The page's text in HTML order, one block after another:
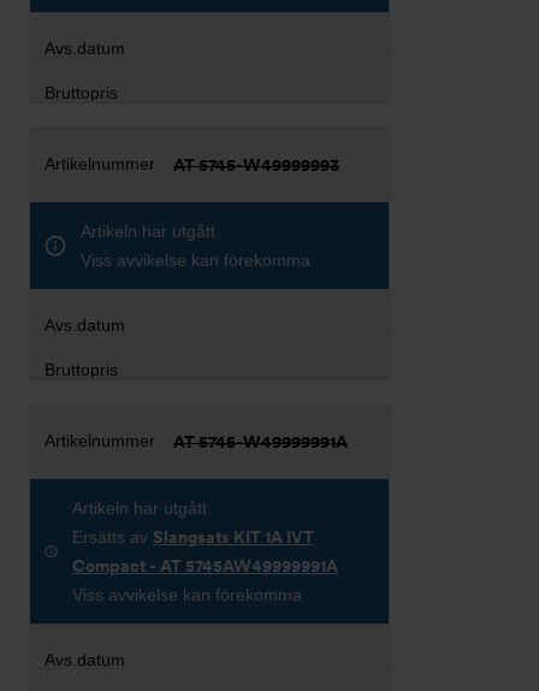
AT 5745-W49999993
Artikeln har utgått
Viss avvikelse kan förekomma
AT 5745-W49999991A
Artikeln har utgått
Ersätts av Slangsats KIT 1A IVT
Compact - AT 5745AW49999991A
Viss avvikelse kan förekomma